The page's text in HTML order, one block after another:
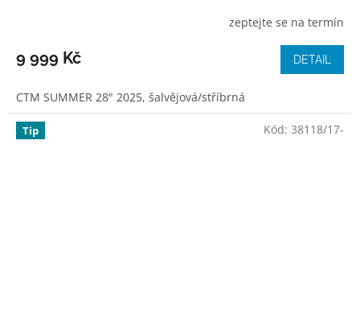
zeptejte se na termín
9 999 Kč DETAIL
CTM SUMMER 28" 2025, šalvějová/stříbrná
Tip Kód: 38118/17-